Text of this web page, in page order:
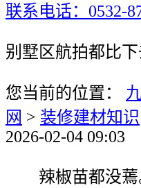
联系电话：0532-
别墅区航拍都比
您当前的位置：
网 > 装修建材知识
2026-02-04 09:03
辣椒苗都没蔫